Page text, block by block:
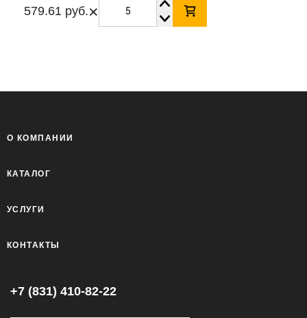
579.61 руб.×
О КОМПАНИИ
КАТАЛОГ
УСЛУГИ
КОНТАКТЫ
+7 (831) 410-82-22